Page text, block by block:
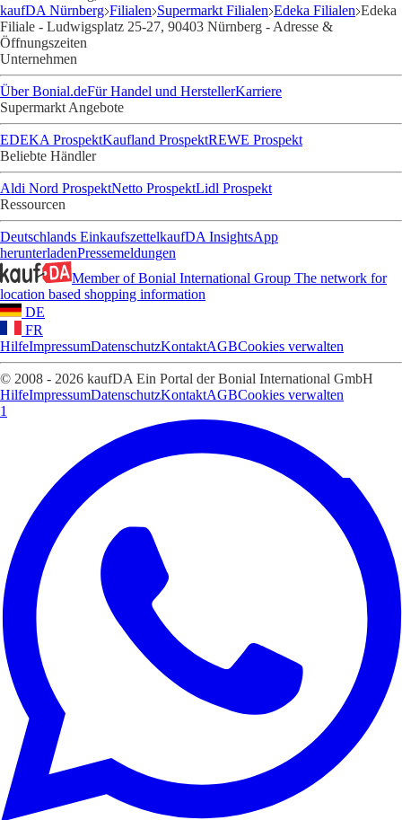
kaufDA Nürnberg Filialen Supermarkt Filialen Edeka Filialen Edeka
Filiale - Ludwigsplatz 25-27, 90403 Nürnberg - Adresse &
Öffnungszeiten
Unternehmen
Über Bonial.deFür Handel und HerstellerKarriere
Supermarkt Angebote
EDEKA ProspektKaufland ProspektREWE Prospekt
Beliebte Händler
Aldi Nord ProspektNetto ProspektLidl Prospekt
Ressourcen
Deutschlands EinkaufszettelkaufDA InsightsApp
herunterladenPressemeldungen
Member of Bonial International Group The network for
location based shopping information
DE
FR
HilfeImpressumDatenschutzKontaktAGBCookies verwalten
© 2008 - 2026 kaufDA Ein Portal der Bonial International GmbH
HilfeImpressumDatenschutzKontaktAGBCookies verwalten
1